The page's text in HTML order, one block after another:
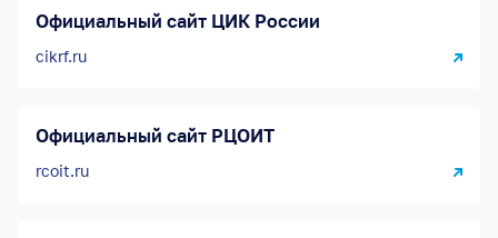
Официальный сайт ЦИК России
cikrf.ru
Официальный сайт РЦОИТ
rcoit.ru